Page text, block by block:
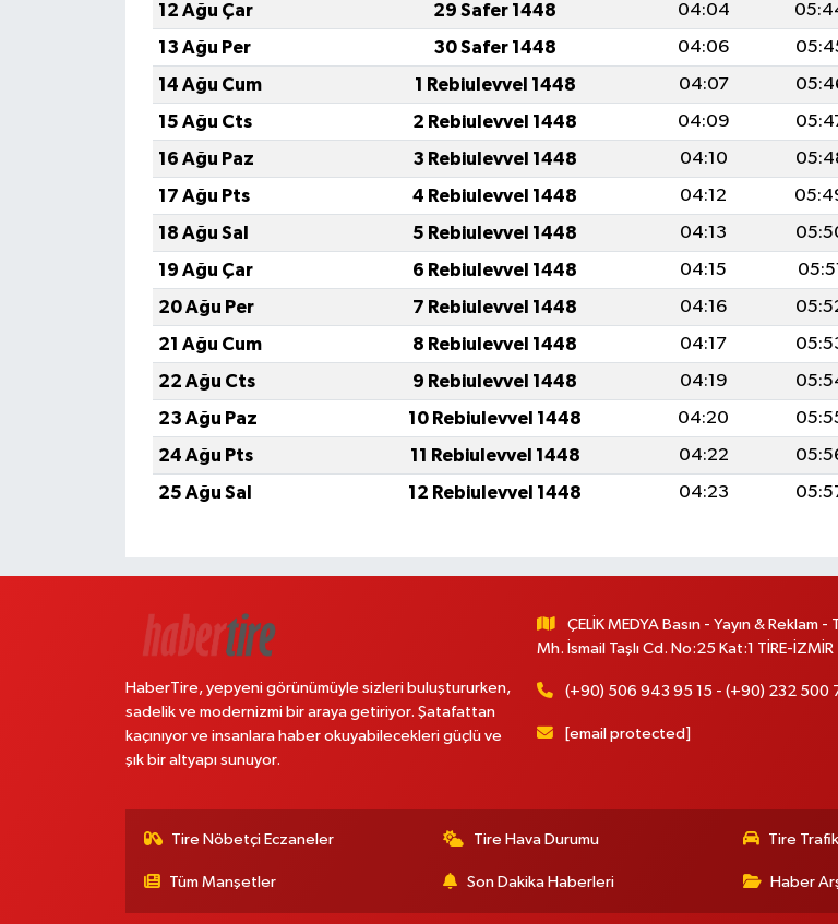
12 Ağu Çar
29 Safer 1448 04:04
13 Ağu Per
30 Safer 1448 04:06
14 Ağu Cum
1 Rebiulevvel 1448 04:07
15 Ağu Cts
2 Rebiulevvel 1448 04:09
16 Ağu Paz
3 Rebiulevvel 1448 04:10
17 Ağu Pts
4 Rebiulevvel 1448 04:12
18 Ağu Sal
5 Rebiulevvel 1448 04:13
19 Ağu Çar
6 Rebiulevvel 1448 04:15 05:51
20 Ağu Per
7 Rebiulevvel 1448 04:16
21 Ağu Cum
8 Rebiulevvel 1448 04:17
22 Ağu Cts
9 Rebiulevvel 1448 04:19
23 Ağu Paz
10 Rebiulevvel 1448 04:20
24 Ağu Pts
11 Rebiulevvel 1448 04:22
25 Ağu Sal
12 Rebiulevvel 1448 04:23
HaberTire, yepyeni görünümüyle sizleri buluştururken,
sadelik ve modernizmi bir araya getiriyor. Şatafattan
kaçınıyor ve insanlara haber okuyabilecekleri güçlü ve
şık bir altyapı sunuyor.
ÇELİK MEDYA Basın - Yayın & Reklam -
Mh. İsmail Taşlı Cd. No:25 Kat:1 TİRE-İZMİR
(+90) 506 943 95 15 - (+90) 232 500
[email protected]
Tire Nöbetçi Eczaneler Tire Hava Durumu Tire
Tüm Manşetler Son Dakika Haberleri Haber